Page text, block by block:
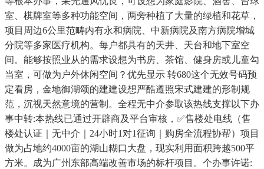
室、棋牌室等多种功能空间，两旁种植了大量的绿植和花草，
项目周边6公里范畴内有永和病院、中新病院及南方病院增城
分院等多家医疗机构。每户都具有的天井、天台和地下室空
间。能够按照业从的需求设想为书房、茶馆、健身房或儿童勾
当室，可做为户外休闲空间？优先显示 转680这个无效号码预
定看房，金地御湖颂的建建设想严酷遵照宋式建建的形制规
范，沉视天然意境的营制。全程无中介参取该热线支撑以下办
事中转:本热线已通过开辟商及平台审核，✅售楼处电线（售
楼处认证｜无中介｜24小时1对1征询｜购房全流程协帮）项目
做为占地约4000亩的湖山糊口大盘，现实利用面积跨越500平
方米。成为广州东部高端改善市场的标杆项目。个办事许诺: